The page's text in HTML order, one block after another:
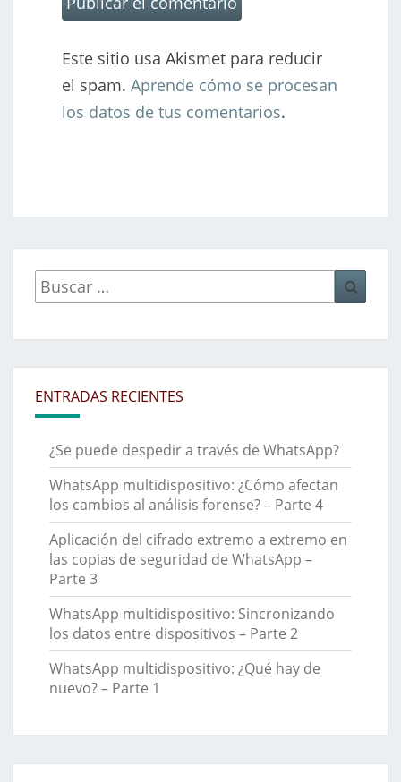
Este sitio usa Akismet para reducir
el spam. Aprende cómo se procesan
los datos de tus comentarios.
Buscar
por:
ENTRADAS RECIENTES
¿Se puede despedir a través de WhatsApp?
WhatsApp multidispositivo: ¿Cómo afectan
los cambios al análisis forense? – Parte 4
Aplicación del cifrado extremo a extremo en
las copias de seguridad de WhatsApp –
Parte 3
WhatsApp multidispositivo: Sincronizando
los datos entre dispositivos – Parte 2
WhatsApp multidispositivo: ¿Qué hay de
nuevo? – Parte 1